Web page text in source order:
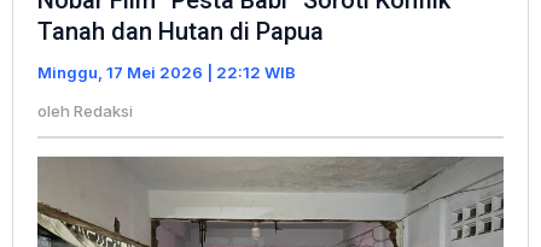
Tanah
dan
Hutan
di
Tanah dan Hutan di Papua
Minggu, 17 Mei 2026 | 22:12 WIB
oleh Redaksi